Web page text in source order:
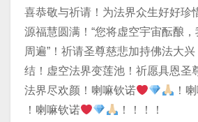
喜恭敬与祈请！为法界众生好好珍
源福慧圆满！“您将虚空宇宙酝酿
周遍”！祈请圣尊慈悲加持佛法大兴
结！虚空法界变莲池！祈愿具恩圣
法界尽欢颜！喇嘛钦诺
！
！喇嘛钦诺
！！！！